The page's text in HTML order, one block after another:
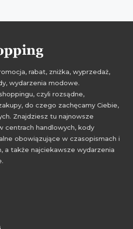
rabat, zniżka, wyprzedaż,
wydarzenia modowe.
czyli rozsądne,
do czego zachęcamy Ciebie,
Znajdziesz tu najnowsze
centrach handlowych, kody
obowiązujące w czasopismach i
a także najciekawsze wydarzenia